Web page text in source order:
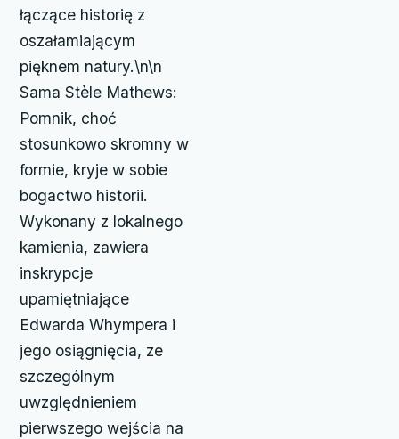
łączące historię z
oszałamiającym
pięknem natury.\n\n
Sama Stèle Mathews:
Pomnik, choć
stosunkowo skromny w
formie, kryje w sobie
bogactwo historii.
Wykonany z lokalnego
kamienia, zawiera
inskrypcje
upamiętniające
Edwarda Whympera i
jego osiągnięcia, ze
szczególnym
uwzględnieniem
pierwszego wejścia na